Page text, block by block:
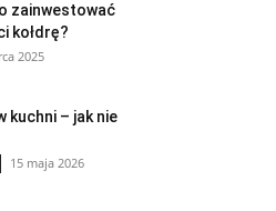
zainwestować
kołdrę?
2025
kuchni – jak nie
15 maja 2026